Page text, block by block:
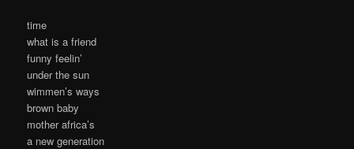
time
what is a friend
funny feelin’
under the sun
wimmen’s ways
brown baby
mother africa’s
a new generation